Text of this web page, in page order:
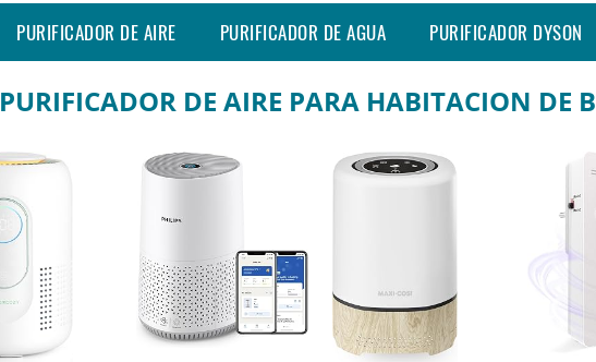
PURIFICADOR DE AIRE PURIFICADOR DE AGUA PURIFICADOR DYSON
PURIFICADOR DE AIRE PARA HABITACION DE